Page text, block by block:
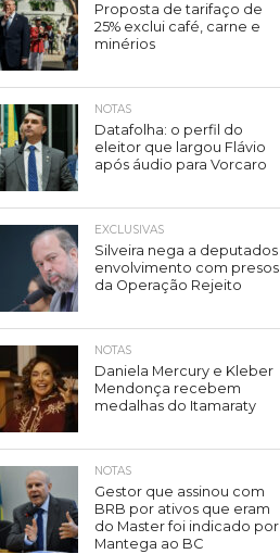
Proposta de tarifaço de
25% exclui café, carne e
minérios
NOTAS
Datafolha: o perfil do
eleitor que largou Flávio
após áudio para Vorcaro
EXCLUSIVAS
Silveira nega a deputados
envolvimento com presos
da Operação Rejeito
NOTAS
Daniela Mercury e Kleber
Mendonça recebem
medalhas do Itamaraty
NOTAS
Gestor que assinou com
BRB por ativos que eram
do Master foi indicado por
Mantega ao BC